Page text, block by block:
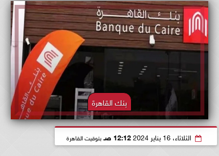
بنك القاهرة
الثلاثاء، 16 يناير 2024 12:12 صـ بتوقيت القاهرة